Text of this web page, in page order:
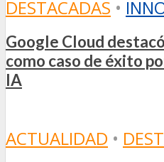
DESTACADAS •
Google Cloud
como caso de éxito
IA
ACTUALIDAD •